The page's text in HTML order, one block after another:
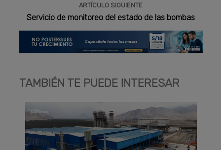
ARTÍCULO SIGUIENTE
Servicio de monitoreo del estado de las bombas
TAMBIÉN TE PUEDE INTERESAR